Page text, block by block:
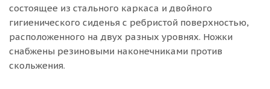
состоящее из стального каркаса и двойного
гигиенического сиденья с ребристой поверхностью,
расположенного на двух разных уровнях. Ножки
снабжены резиновыми наконечниками против
скольжения.